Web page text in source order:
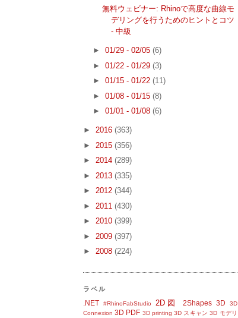
無料ウェビナー: Rhinoで高度な曲線モ
デリングを行うためのヒントとコツ
- 中級
► 01/29 - 02/05 (6)
► 01/22 - 01/29 (3)
► 01/15 - 01/22 (11)
► 01/08 - 01/15 (8)
► 01/01 - 01/08 (6)
► 2016 (363)
► 2015 (356)
► 2014 (289)
► 2013 (335)
► 2012 (344)
► 2011 (430)
► 2010 (399)
► 2009 (397)
► 2008 (224)
ラベル
.NET #RhinoFabStudio 2D図 2Shapes 3D
3D
Connexion 3D PDF 3D printing 3D スキャン 3D モデリ